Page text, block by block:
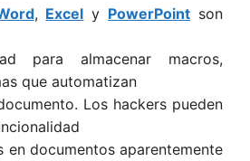
, Excel y PowerPoint son
para almacenar macros,
que automatizan
Los hackers pueden
en documentos aparentemente